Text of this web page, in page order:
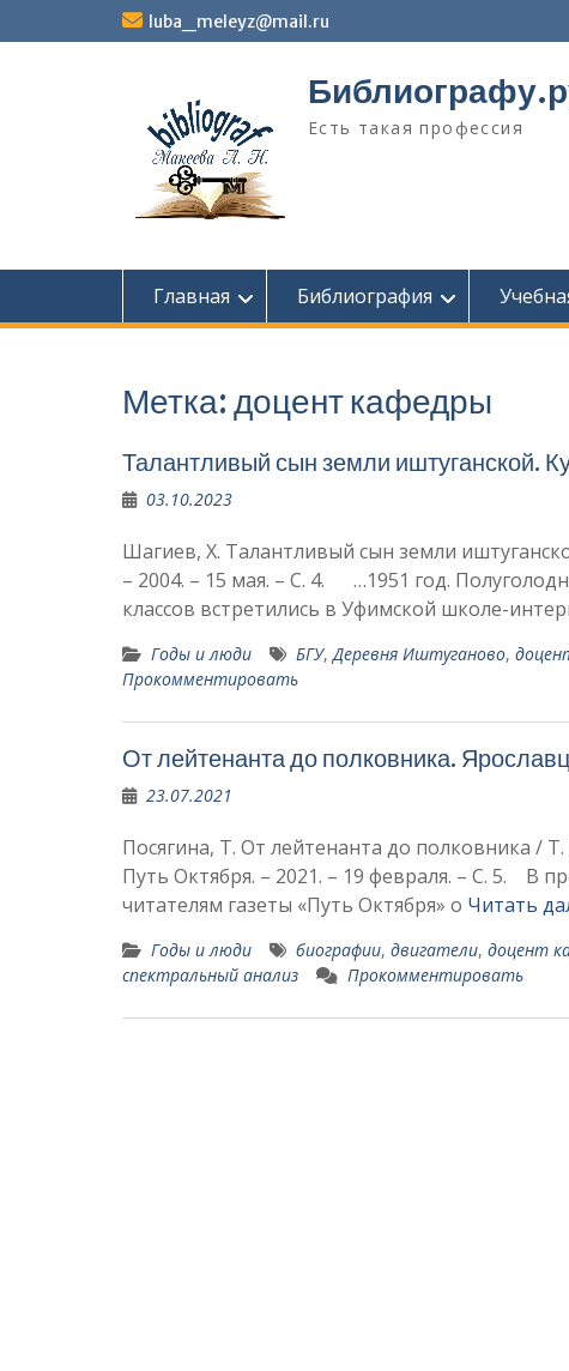
к
luba_meleyz@mail.ru
Есть такая профессия
Главная Библиография
Метка:доцент кафедры
Талантливый сын земли иштуганской.
03.10.2023
Шагиев, Х. Талантливый сын земли
– 2004. – 15 мая. – С. 4. …1951 год.
классов встретились в Уфимской школе-
Годы и люди БГУ,Деревня Иштуганово,
Прокомментировать
От лейтенанта до полковника.
23.07.2021
Посягина, Т. От лейтенанта до полковника /
Путь Октября. – 2021. – 19 февраля. – С. 5. В
читателям газеты «Путь Октября» о Читать
Годы и люди биографии, двигатели, доцент
спектральный анализ
Прокомментировать